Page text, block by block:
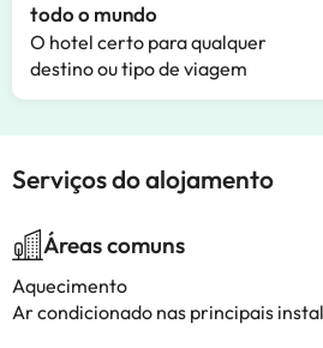
todo o mundo
O hotel certo para qualquer
destino ou tipo de viagem
Serviços do alojamento
Áreas comuns
Aquecimento
Ar condicionado nas principais